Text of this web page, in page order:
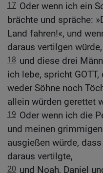
17 Oder wenn ich ein
brächte und spräche:
Land fahren!«, und
daraus vertilgen würde,
18 und diese drei
ich lebe, spricht
weder Söhne noch
allein würden gerettet
19 Oder wenn ich die
und meinen
ausgießen würde,
daraus vertilgte,
20 und Noah, Daniel